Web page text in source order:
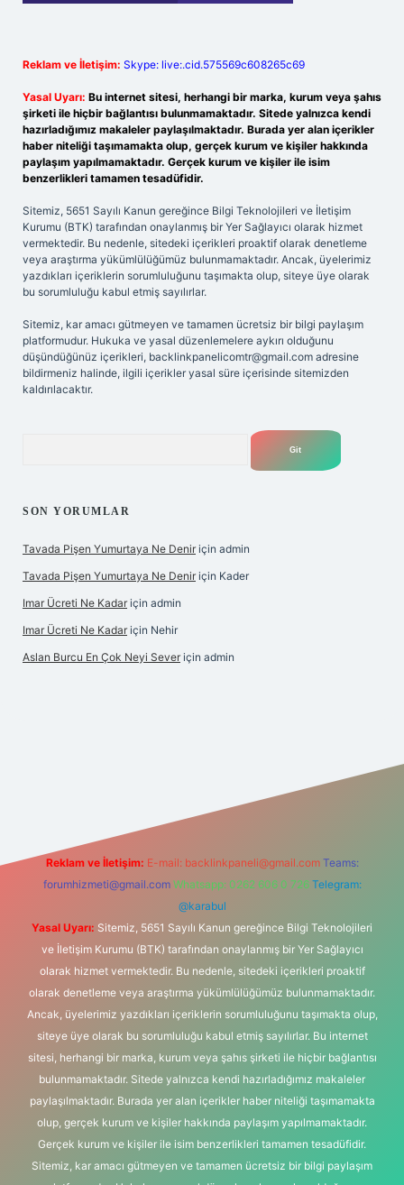
Reklam ve İletişim: Skype: live:.cid.575569c608265c69
Yasal Uyarı: Bu internet sitesi, herhangi bir marka, kurum veya şahıs
şirketi ile hiçbir bağlantısı bulunmamaktadır. Sitede yalnızca kendi
hazırladığımız makaleler paylaşılmaktadır. Burada yer alan içerikler
haber niteliği taşımamakta olup, gerçek kurum ve kişiler hakkında
paylaşım yapılmamaktadır. Gerçek kurum ve kişiler ile isim
benzerlikleri tamamen tesadüfidir.
Sitemiz, 5651 Sayılı Kanun gereğince Bilgi Teknolojileri ve İletişim
Kurumu (BTK) tarafından onaylanmış bir Yer Sağlayıcı olarak hizmet
vermektedir. Bu nedenle, sitedeki içerikleri proaktif olarak denetleme
veya araştırma yükümlülüğümüz bulunmamaktadır. Ancak, üyelerimiz
yazdıkları içeriklerin sorumluluğunu taşımakta olup, siteye üye olarak
bu sorumluluğu kabul etmiş sayılırlar.
Sitemiz, kar amacı gütmeyen ve tamamen ücretsiz bir bilgi paylaşım
platformudur. Hukuka ve yasal düzenlemelere aykırı olduğunu
düşündüğünüz içerikleri, backlinkpanelicomtr@gmail.com adresine
bildirmeniz halinde, ilgili içerikler yasal süre içerisinde sitemizden
kaldırılacaktır.
SON YORUMLAR
Tavada Pişen Yumurtaya Ne Denir için admin
Tavada Pişen Yumurtaya Ne Denir için Kader
Imar Ücreti Ne Kadar için admin
Imar Ücreti Ne Kadar için Nehir
Aslan Burcu En Çok Neyi Sever için admin
elexbetgiris.org
Reklam ve İletişim: E-mail: backlinkpaneli@gmail.com Teams:
forumhizmeti@gmail.com Whatsapp: 0262 606 0 726 Telegram:
@karabul
Yasal Uyarı: Sitemiz, 5651 Sayılı Kanun gereğince Bilgi Teknolojileri
ve İletişim Kurumu (BTK) tarafından onaylanmış bir Yer Sağlayıcı
olarak hizmet vermektedir. Bu nedenle, sitedeki içerikleri proaktif
olarak denetleme veya araştırma yükümlülüğümüz bulunmamaktadır.
Ancak, üyelerimiz yazdıkları içeriklerin sorumluluğunu taşımakta olup,
siteye üye olarak bu sorumluluğu kabul etmiş sayılırlar. Bu internet
sitesi, herhangi bir marka, kurum veya şahıs şirketi ile hiçbir bağlantısı
bulunmamaktadır. Sitede yalnızca kendi hazırladığımız makaleler
paylaşılmaktadır. Burada yer alan içerikler haber niteliği taşımamakta
olup, gerçek kurum ve kişiler hakkında paylaşım yapılmamaktadır.
Gerçek kurum ve kişiler ile isim benzerlikleri tamamen tesadüfidir.
Sitemiz, kar amacı gütmeyen ve tamamen ücretsiz bir bilgi paylaşım